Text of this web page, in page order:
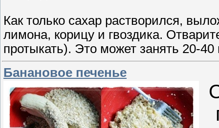
Как только сахар растворился,
лимона, корицу и гвоздика.
протыкать). Это может занять 20-
Банановое печенье